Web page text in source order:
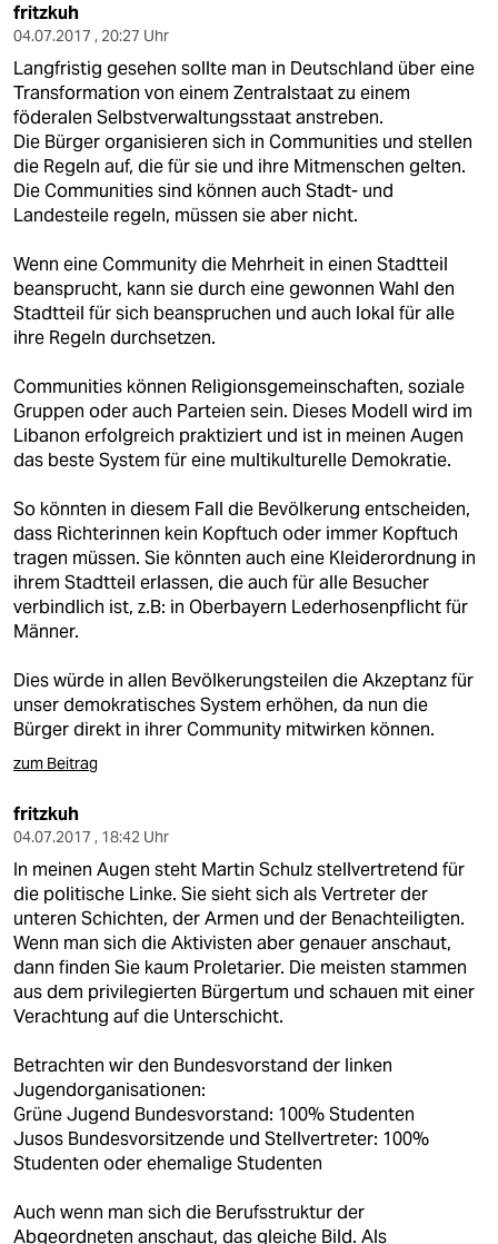
fritzkuh
04.07.2017 , 20:27 Uhr
Langfristig gesehen sollte man in Deutschland über eine
Transformation von einem Zentralstaat zu einem
föderalen Selbstverwaltungsstaat anstreben.
Die Bürger organisieren sich in Communities und stellen
die Regeln auf, die für sie und ihre Mitmenschen gelten.
Die Communities sind können auch Stadt- und
Landesteile regeln, müssen sie aber nicht.
Wenn eine Community die Mehrheit in einen Stadtteil
beansprucht, kann sie durch eine gewonnen Wahl den
Stadtteil für sich beanspruchen und auch lokal für alle
ihre Regeln durchsetzen.
Communities können Religionsgemeinschaften, soziale
Gruppen oder auch Parteien sein. Dieses Modell wird im
Libanon erfolgreich praktiziert und ist in meinen Augen
das beste System für eine multikulturelle Demokratie.
So könnten in diesem Fall die Bevölkerung entscheiden,
dass Richterinnen kein Kopftuch oder immer Kopftuch
tragen müssen. Sie könnten auch eine Kleiderordnung in
ihrem Stadtteil erlassen, die auch für alle Besucher
verbindlich ist, z.B: in Oberbayern Lederhosenpflicht für
Männer.
Dies würde in allen Bevölkerungsteilen die Akzeptanz für
unser demokratisches System erhöhen, da nun die
Bürger direkt in ihrer Community mitwirken können.
zum Beitrag
fritzkuh
04.07.2017 , 18:42 Uhr
In meinen Augen steht Martin Schulz stellvertretend für
die politische Linke. Sie sieht sich als Vertreter der
unteren Schichten, der Armen und der Benachteiligten.
Wenn man sich die Aktivisten aber genauer anschaut,
dann finden Sie kaum Proletarier. Die meisten stammen
aus dem privilegierten Bürgertum und schauen mit einer
Verachtung auf die Unterschicht.
Betrachten wir den Bundesvorstand der linken
Jugendorganisationen:
Grüne Jugend Bundesvorstand: 100% Studenten
Jusos Bundesvorsitzende und Stellvertreter: 100%
Studenten oder ehemalige Studenten
Auch wenn man sich die Berufsstruktur der
Abgeordneten anschaut, das gleiche Bild. Als